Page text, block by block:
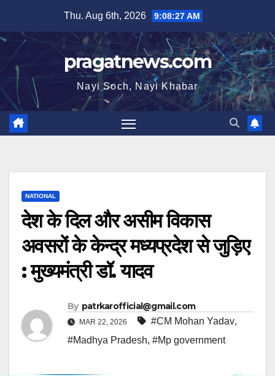
content
Thu. Aug 6th, 2026 9:08:28 AM
pragatnews.com
Nayi Soch, Nayi Khabar
NATIONAL
देश के दिल और असीम विकास
अवसरों के केन्द्र मध्यप्रदेश से जुड़िए
: मुख्यमंत्री डॉ. यादव
By patrkarofficial@gmail.com
MAR 22, 2026 #CM Mohan Yadav,
#Madhya Pradesh, #Mp government